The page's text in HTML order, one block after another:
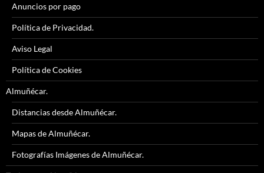
Anuncios por pago
Política de Privacidad.
Aviso Legal
Política de Cookies
Almuñécar.
Distancias desde Almuñécar.
Mapas de Almuñécar.
Fotografías Imágenes de Almuñécar.